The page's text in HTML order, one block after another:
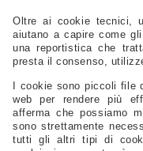
Privacy Policy
P.IVA/C.F./N.Reg.Imp.: IT
1.000.000,00 Euro